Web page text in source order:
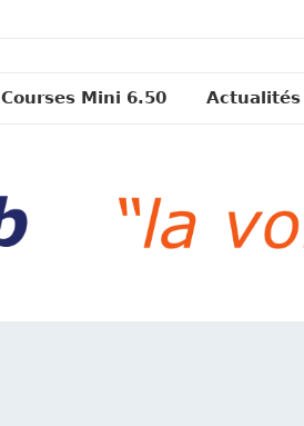
Courses Mini 6.50 Actualités